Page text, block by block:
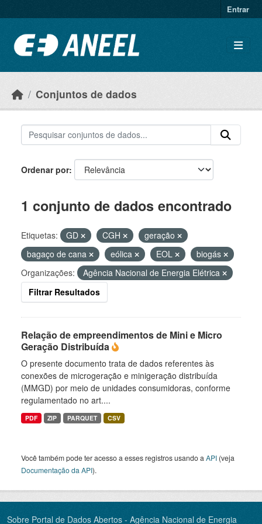
Entrar
Conjuntos de dados
Ordenar por
1 conjunto de dados encontrado
Etiquetas: GD CGH
geração
bagaço de cana
eólica EOL
biogás
Organizações:
Agência Nacional de Energia Elétrica
Filtrar Resultados
Relação de empreendimentos de Mini e Micro
Geração Distribuída
O presente documento trata de dados referentes às
conexões de microgeração e minigeração distribuída
(MMGD) por meio de unidades consumidoras, conforme
regulamentado no art....
PDF ZIP PARQUET CSV
Você também pode ter acesso a esses registros usando a API (veja
Documentação da API).
Sobre Portal de Dados Abertos - Agência Nacional de Energia